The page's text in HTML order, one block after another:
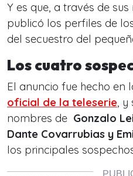
Y es que, a través de
publicó los perfiles de
del secuestro del
Los cuatro
El anuncio fue hecho en
oficial de la teleserie, y
nombres de Gonzalo
Dante Covarrubias y
los principales